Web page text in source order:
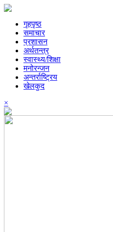
गृहपृष्ठ
समाचार
प्रशासन
अर्थतन्त्र
स्वास्थ्य/शिक्षा
मनोरन्जन
अन्तर्राष्ट्रिय
खेलकुद
×